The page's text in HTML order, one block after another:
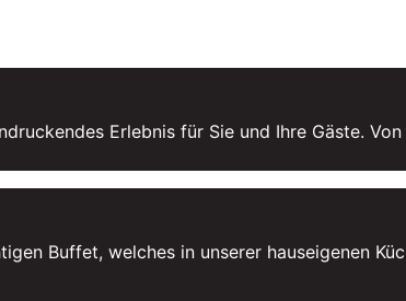
Erlebnis für Sie und Ihre Gäste.
Buffet, welches in unserer hauseigenen